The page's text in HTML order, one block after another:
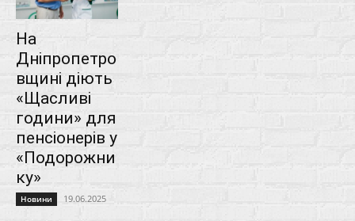
На
Дніпропетро
вщині діють
«Щасливі
години» для
пенсіонерів у
«Подорожни
ку»
Новини 19.06.2025